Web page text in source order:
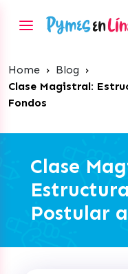
Home › Blog ›
Clase Magistral:
Fondos
Clase
Postular